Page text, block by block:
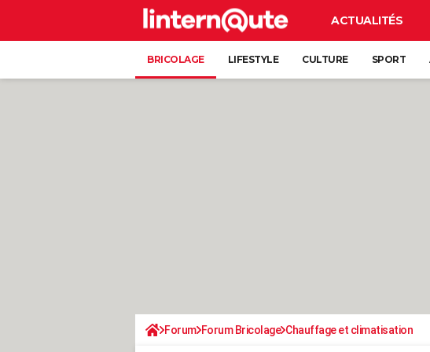
ACTUALITÉS
BRICOLAGE LIFESTYLE CULTURE SPORT
Forum Forum Bricolage Chauffage et climatisation